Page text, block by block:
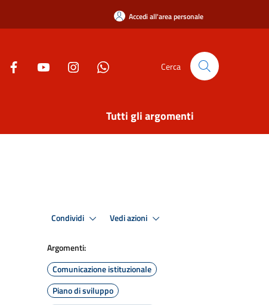
Accedi all'area personale
Cerca
Tutti gli argomenti
Condividi Vedi azioni
Argomenti:
Comunicazione istituzionale
Piano di sviluppo